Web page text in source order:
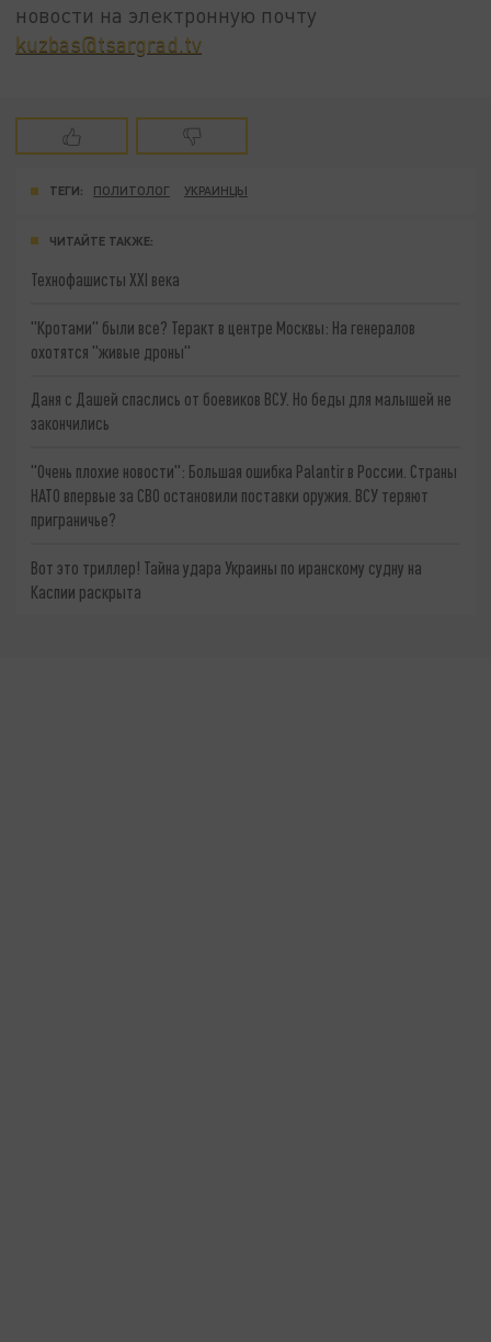
новости на электронную почту
kuzbas@tsargrad.tv
ТЕГИ: ПОЛИТОЛОГ УКРАИНЦЫ
ЧИТАЙТЕ ТАКЖЕ:
Технофашисты XXI века
"Кротами" были все? Теракт в центре Москвы: На генералов
охотятся "живые дроны"
Даня с Дашей спаслись от боевиков ВСУ. Но беды для малышей не
закончились
"Очень плохие новости": Большая ошибка Palantir в России. Страны
НАТО впервые за СВО остановили поставки оружия. ВСУ теряют
приграничье?
Вот это триллер! Тайна удара Украины по иранскому судну на
Каспии раскрыта